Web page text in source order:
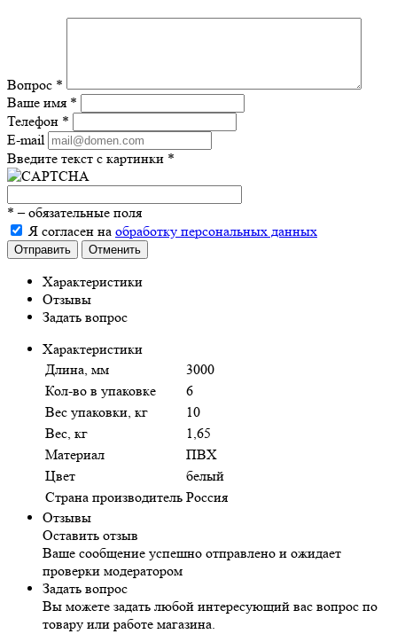
Вопрос *
Ваше имя *
Телефон *
E-mail
Введите текст с картинки *
* – обязательные поля
Я согласен на обработку персональных данных
Отправить Отменить
Характеристики
Отзывы
Задать вопрос
Характеристики
Длина, мм
3000
Кол-во в упаковке
6
Вес упаковки, кг
10
Вес, кг
1,65
Материал
ПВХ
Цвет
белый
Страна производитель Россия
Отзывы
Оставить отзыв
Ваше сообщение успешно отправлено и ожидает
проверки модератором
Задать вопрос
Вы можете задать любой интересующий вас вопрос по
товару или работе магазина.